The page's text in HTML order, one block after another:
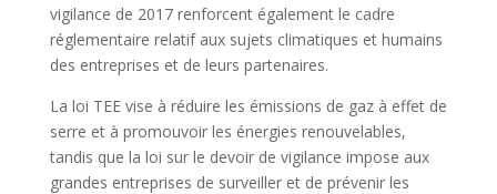
vigilance de 2017 renforcent également le cadre
réglementaire relatif aux sujets climatiques et humains
des entreprises et de leurs partenaires.
La loi TEE vise à réduire les émissions de gaz à effet de
serre et à promouvoir les énergies renouvelables,
tandis que la loi sur le devoir de vigilance impose aux
grandes entreprises de surveiller et de prévenir les